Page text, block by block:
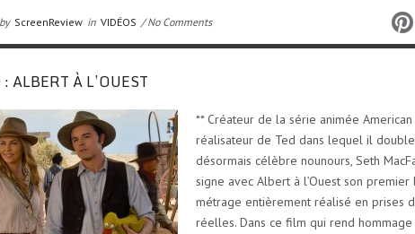
ScreenReview in VIDÉOS / No Comments
ALBERT À L’OUEST
** Créateur de la série animée
réalisateur de Ted dans lequel il
désormais célèbre nounours, Seth
signe avec Albert à l’Ouest son premier
métrage entièrement réalisé en prises
réelles. Dans ce film qui rend hommage